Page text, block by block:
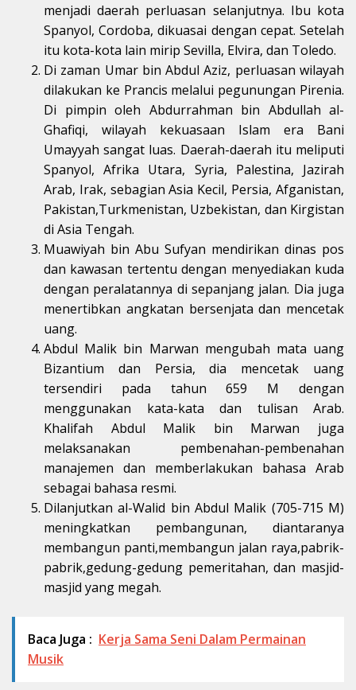
menjadi daerah perluasan selanjutnya. Ibu kota
Spanyol, Cordoba, dikuasai dengan cepat. Setelah
itu kota-kota lain mirip Sevilla, Elvira, dan Toledo.
Di zaman Umar bin Abdul Aziz, perluasan wilayah
dilakukan ke Prancis melalui pegunungan Pirenia.
Di pimpin oleh Abdurrahman bin Abdullah al-
Ghafiqi, wilayah kekuasaan Islam era Bani
Umayyah sangat luas. Daerah-daerah itu meliputi
Spanyol, Afrika Utara, Syria, Palestina, Jazirah
Arab, Irak, sebagian Asia Kecil, Persia, Afganistan,
Pakistan,Turkmenistan, Uzbekistan, dan Kirgistan
di Asia Tengah.
Muawiyah bin Abu Sufyan mendirikan dinas pos
dan kawasan tertentu dengan menyediakan kuda
dengan peralatannya di sepanjang jalan. Dia juga
menertibkan angkatan bersenjata dan mencetak
uang.
Abdul Malik bin Marwan mengubah mata uang
Bizantium dan Persia, dia mencetak uang
tersendiri pada tahun 659 M dengan
menggunakan kata-kata dan tulisan Arab.
Khalifah Abdul Malik bin Marwan juga
melaksanakan pembenahan-pembenahan
manajemen dan memberlakukan bahasa Arab
sebagai bahasa resmi.
Dilanjutkan al-Walid bin Abdul Malik (705-715 M)
meningkatkan pembangunan, diantaranya
membangun panti,membangun jalan raya,pabrik-
pabrik,gedung-gedung pemeritahan, dan masjid-
masjid yang megah.
Baca Juga : Kerja Sama Seni Dalam Permainan
Musik